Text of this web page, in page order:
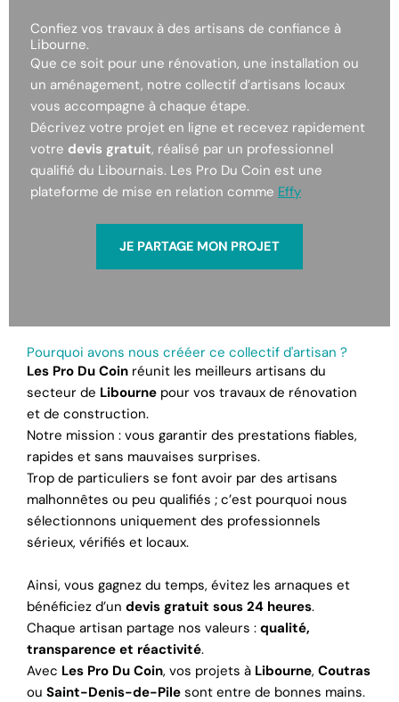
Confiez vos travaux à des artisans de confiance à
Libourne.
Que ce soit pour une rénovation, une installation ou
un aménagement, notre collectif d’artisans locaux
vous accompagne à chaque étape.
Décrivez votre projet en ligne et recevez rapidement
votre devis gratuit, réalisé par un professionnel
qualifié du Libournais. Les Pro Du Coin est une
plateforme de mise en relation comme Effy
JE PARTAGE MON PROJET
Pourquoi avons nous crééer ce collectif d'artisan ?
Les Pro Du Coin réunit les meilleurs artisans du
secteur de Libourne pour vos travaux de rénovation
et de construction.
Notre mission : vous garantir des prestations fiables,
rapides et sans mauvaises surprises.
Trop de particuliers se font avoir par des artisans
malhonnêtes ou peu qualifiés ; c’est pourquoi nous
sélectionnons uniquement des professionnels
sérieux, vérifiés et locaux.
Ainsi, vous gagnez du temps, évitez les arnaques et
bénéficiez d’un devis gratuit sous 24 heures.
Chaque artisan partage nos valeurs : qualité,
transparence et réactivité.
Avec Les Pro Du Coin, vos projets à Libourne, Coutras
ou Saint-Denis-de-Pile sont entre de bonnes mains.